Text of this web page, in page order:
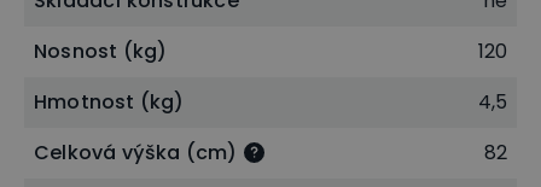
kg.
Nosnost (kg)
120
Hmotnost (kg)
4,5
Celková výška (cm)
82